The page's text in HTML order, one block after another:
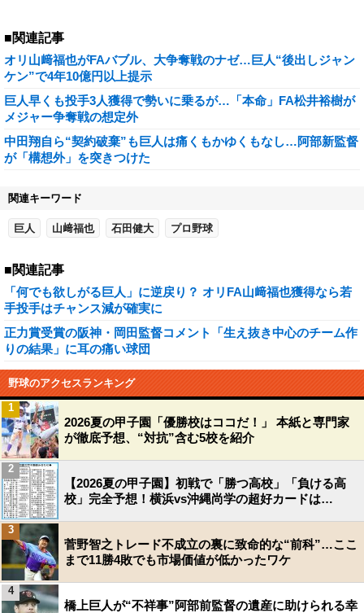
■関連記事
オリ山﨑福也がFAバブル、大争奪戦のナゼ…巨人“後出しジャン
ケン”で4年10億円以上提示
巨人早くも投手3人獲得で勢いに乗るが…「本命」FA松井裕樹が
メジャー争奪戦の想定外
中田翔自ら“契約破棄”も巨人は痛くもかゆくもなし…阿部新監督
が「構想外」を突きつけた
関連キーワード
巨人 山﨑福也 石田健大 プロ野球
■関連記事
「何でも欲しがる巨人」に逆戻り？ オリFA山﨑福也獲得なら若
手投手はチャンス減が確実に
正力賞受賞の阪神・岡田監督コメント「生え抜き中心のチーム作
りの結果」に耳の痛い球団
野球のアクセスランキング
2026夏の甲子園「優勝校はココだ！」 本紙と専門家
が徹底予想、“対抗”含む5校を紹介
1
【2026夏の甲子園】初戦で「勝つ高校」「負ける高
校」完全予想！横浜vs沖縄尚学の超好カードは…
2
菅野智之トレード不成立の裏に致命的な“前科”…ここ
まで11勝4敗でも市場価値が低かったワケ
3
橋上巨人が“不祥事”阿部前監督の遺産に助けられる幸
4